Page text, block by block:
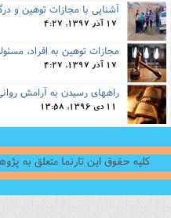
آشنایی با مجازات توهین و
17 آذر 1397, 4:27
17 آذر 1397, 4:27
راههای رسیدن به آرامش
11 دی 1396, 13:58
کلیه حقوق این تارنما متعلق به